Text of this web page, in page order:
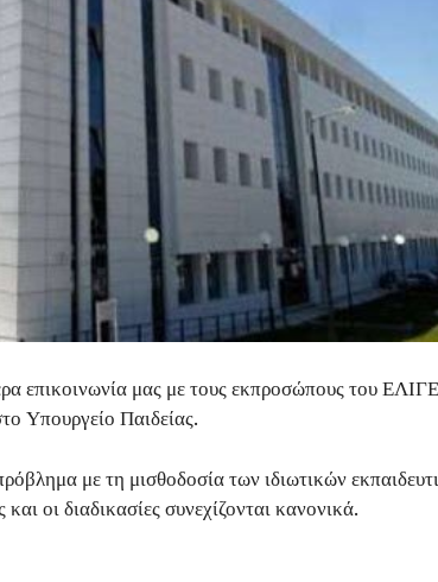
επικοινωνία μας με τους εκπροσώπους του
Υπουργείο Παιδείας.
με τη μισθοδοσία των ιδιωτικών
οι διαδικασίες συνεχίζονται κανονικά.